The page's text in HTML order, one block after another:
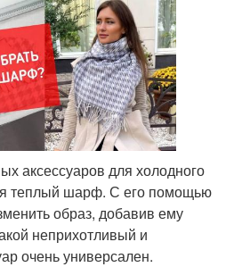
аксессуаров для холодного
теплый шарф. С его помощью
образ, добавив ему
неприхотливый и
очень универсален.